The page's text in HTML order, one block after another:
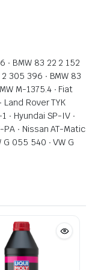
∙ BMW 83 22 2 152
305 396 ∙ BMW 83
M-1375.4 ∙ Fiat
Land Rover TYK
∙ Hyundai SP-IV ∙
PA ∙ Nissan AT-Matic
G 055 540 ∙ VW G